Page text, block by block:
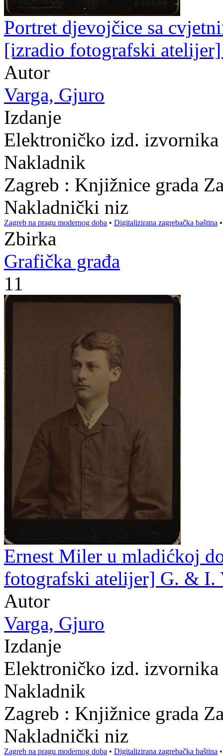
Portret djevojčice sa
[izradio fotografski
Autor
Varga, Gjuro
Izdanje
Elektroničko izd. izvornika
Nakladnik
Zagreb : Knjižnice grada
Nakladnički niz
Zagreb na pragu modernog doba • Digitalizirana zagrebačka baština
Zbirka
Grafička građa
11
Ernest Miler u mladićkoj
fotografski atelijer] G. & I.
Autor
Varga, Gjuro
Izdanje
Elektroničko izd. izvornika
Nakladnik
Zagreb : Knjižnice grada
Nakladnički niz
Zagreb na pragu modernog doba • Digitalizirana zagrebačka baština